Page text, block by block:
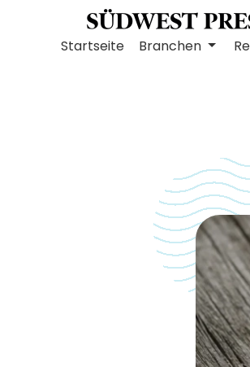
Startseite Branchen